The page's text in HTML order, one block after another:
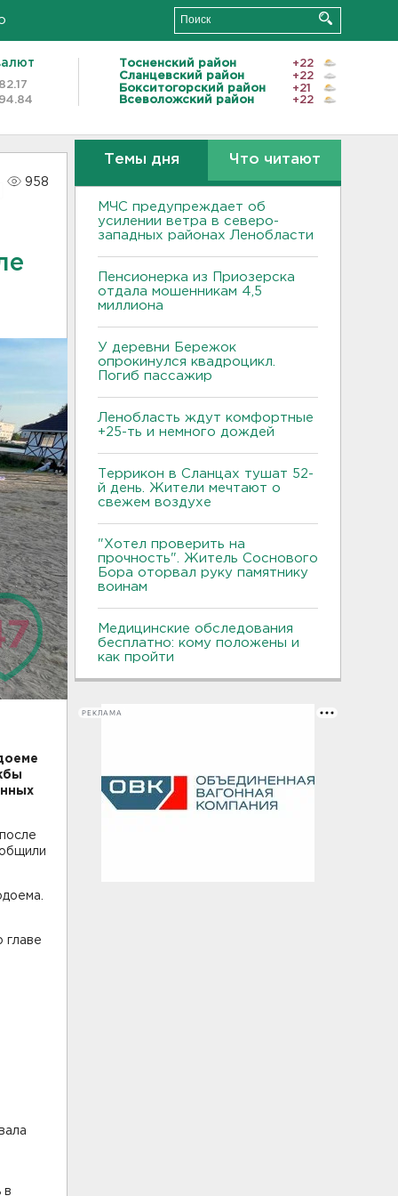
Тосненский район
+22
Сланцевский район
+22
Бокситогорский район
+21
Всеволожский район
+22
958
главе
в
Темы дня Что читают
МЧС предупреждает об
усилении ветра в северо-
западных районах Ленобласти
Пенсионерка из Приозерска
отдала мошенникам 4,5
миллиона
У деревни Бережок
опрокинулся квадроцикл.
Погиб пассажир
Ленобласть ждут комфортные
+25-ть и немного дождей
Террикон в Сланцах тушат 52-
й день. Жители мечтают о
свежем воздухе
"Хотел проверить на
прочность". Житель Соснового
Бора оторвал руку памятнику
воинам
Медицинские обследования
бесплатно: кому положены и
как пройти
РЕКЛАМА